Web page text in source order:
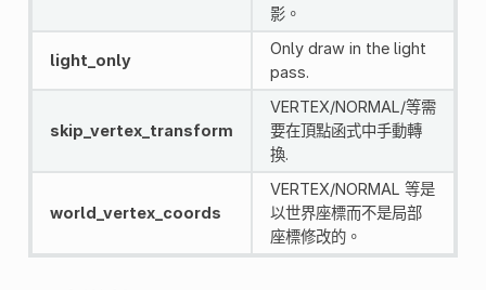
影。
light_only
Only draw in the light
pass.
skip_vertex_transform
VERTEX/NORMAL/等需
要在頂點函式中手動轉
換.
world_vertex_coords
VERTEX/NORMAL 等是
以世界座標而不是局部
座標修改的。